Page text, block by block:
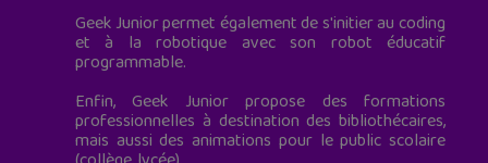
Geek Junior permet également de s'initier au coding
et à la robotique avec son robot éducatif
programmable.
Enfin, Geek Junior propose des formations
professionnelles à destination des bibliothécaires,
mais aussi des animations pour le public scolaire